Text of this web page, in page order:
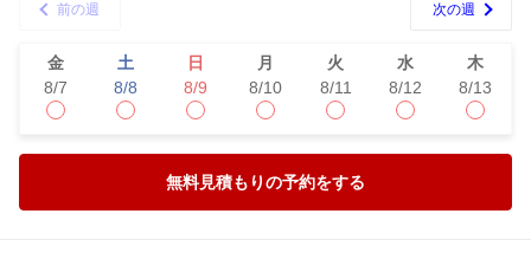
前の週 次の週
金
8/7
土
8/8
日
8/9
月
8/10
火
8/11
水
8/12
木
8/13
無料見積もりの予約をする